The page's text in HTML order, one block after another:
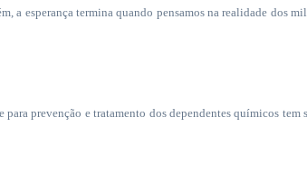
a esperança termina quando pensamos na realidade dos
prevenção e tratamento dos dependentes químicos tem